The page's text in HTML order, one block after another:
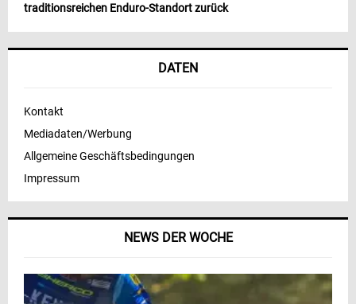
NEWS DER WOCHE
traditionsreichen Enduro-Standort zurück
DATEN
Kontakt
Mediadaten/Werbung
Allgemeine Geschäftsbedingungen
Impressum